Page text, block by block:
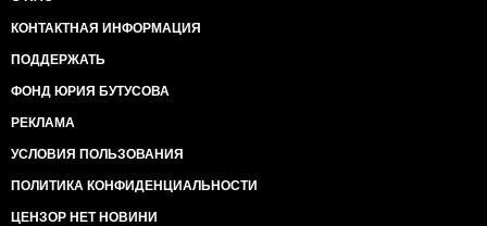
КОНТАКТНАЯ ИНФОРМАЦИЯ
ПОДДЕРЖАТЬ
ФОНД ЮРИЯ БУТУСОВА
РЕКЛАМА
УСЛОВИЯ ПОЛЬЗОВАНИЯ
ПОЛИТИКА КОНФИДЕНЦИАЛЬНОСТИ
ЦЕНЗОР НЕТ НОВИНИ